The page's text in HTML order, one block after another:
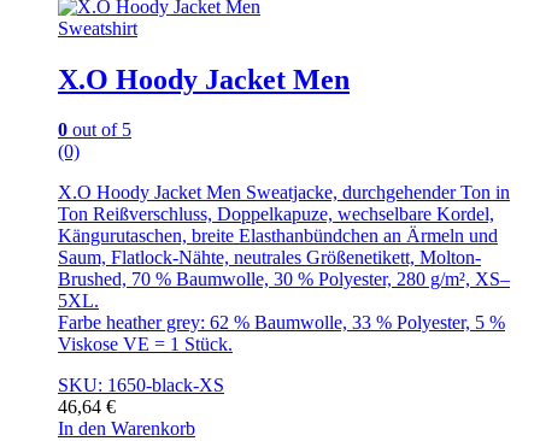
Sweatshirt
X.O Hoody Jacket Men
0 out of 5
(0)
X.O Hoody Jacket Men Sweatjacke, durchgehender Ton in
Ton Reißverschluss, Doppelkapuze, wechselbare Kordel,
Kängurutaschen, breite Elasthanbündchen an Ärmeln und
Saum, Flatlock-Nähte, neutrales Größenetikett, Molton-
Brushed, 70 % Baumwolle, 30 % Polyester, 280 g/m², XS–
5XL.
Farbe heather grey: 62 % Baumwolle, 33 % Polyester, 5 %
Viskose VE = 1 Stück.
SKU: 1650-black-XS
46,64 €
In den Warenkorb